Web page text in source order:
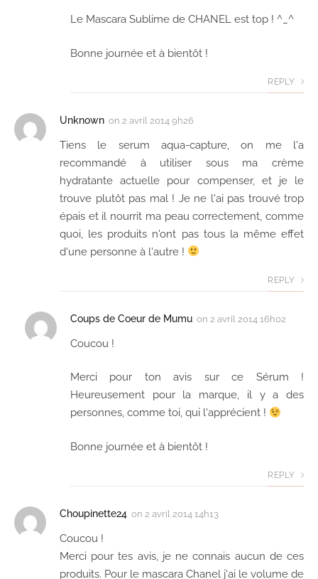
Le Mascara Sublime de CHANEL est top ! ^_^
Bonne journée et à bientôt !
REPLY
Unknown on 2 avril 2014 9h26
Tiens le serum aqua-capture, on me l'a
recommandé à utiliser sous ma crème
hydratante actuelle pour compenser, et je le
trouve plutôt pas mal ! Je ne l'ai pas trouvé trop
épais et il nourrit ma peau correctement, comme
quoi, les produits n'ont pas tous la même effet
d'une personne à l'autre !
REPLY
Coups de Coeur de Mumu on 2 avril 2014 16h02
Coucou !
Merci pour ton avis sur ce Sérum !
Heureusement pour la marque, il y a des
personnes, comme toi, qui l'apprécient !
Bonne journée et à bientôt !
REPLY
Choupinette24 on 2 avril 2014 14h13
Coucou !
Merci pour tes avis, je ne connais aucun de ces
produits. Pour le mascara Chanel j'ai le volume de